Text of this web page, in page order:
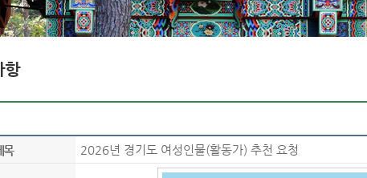
항
목 2026년 경기도 여성인물(활동가) 추천 요청